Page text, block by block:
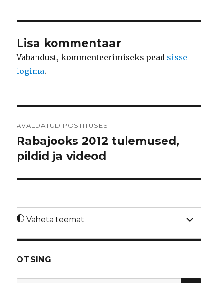
Lisa kommentaar
Vabandust, kommenteerimiseks pead sisse
logima.
AVALDATUD POSTITUSES
Rabajooks 2012 tulemused,
pildid ja videod
Vaheta teemat
laienda
OTSING